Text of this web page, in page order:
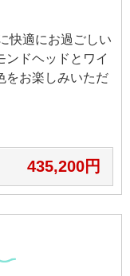
快適にお過ごしい
ンドヘッドとワイ
をお楽しみいただ
435,200円